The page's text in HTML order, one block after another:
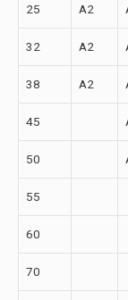
25 A2
32 A2
38 A2
45
50
55
60
70